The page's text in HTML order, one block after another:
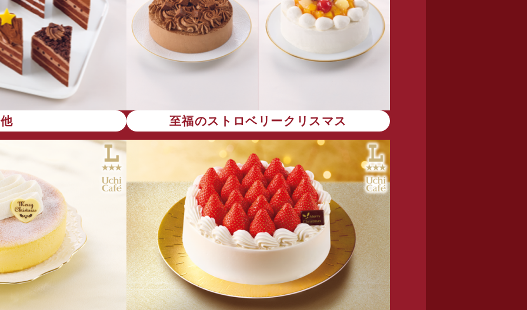
至福のストロベリークリスマス